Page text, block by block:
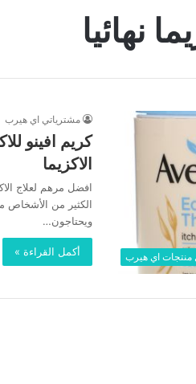
نهائيا
منتجات اي هيرب
مشترياتي اي هيرب
الاكزيما
افضل مرهم لعلاج
الكثير من الأشخاص
ويحتاجون…
أكمل القراءة »